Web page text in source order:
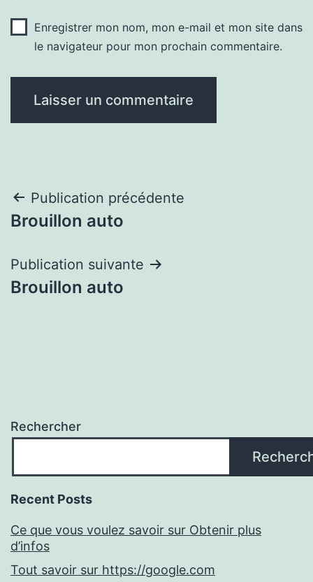
Enregistrer mon nom, mon e-mail et mon site dans
le navigateur pour mon prochain commentaire.
Navigation
de
l’article
Publication précédente
Brouillon auto
Publication suivante
Brouillon auto
Rechercher
Recent Posts
Ce que vous voulez savoir sur Obtenir plus
d’infos
Tout savoir sur https://google.com